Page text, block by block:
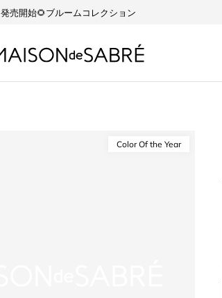
発売開始🌻ブルームコレクション
Color Of the Year